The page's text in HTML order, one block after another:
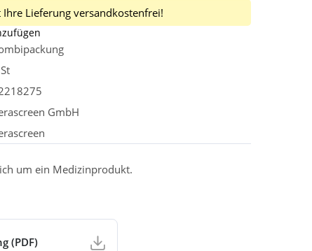
Lieferung versandkostenfrei!
GmbH
um ein Medizinprodukt.
(PDF)